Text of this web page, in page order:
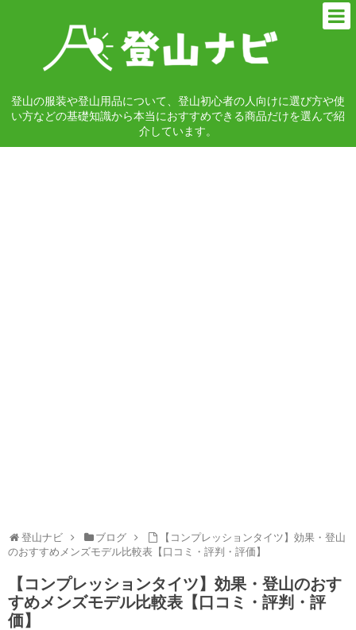
登山の服装や登山用品について、登山初心者の人向けに選び方や使
い方などの基礎知識から本当におすすめできる商品だけを選んで紹
介しています。
登山ナビ ブログ
【コンプレッションタイツ】効果・登山
のおすすめメンズモデル比較表【口コミ・評判・評価】
【コンプレッションタイツ】効果・登山のおす
すめメンズモデル比較表【口コミ・評判・評
価】